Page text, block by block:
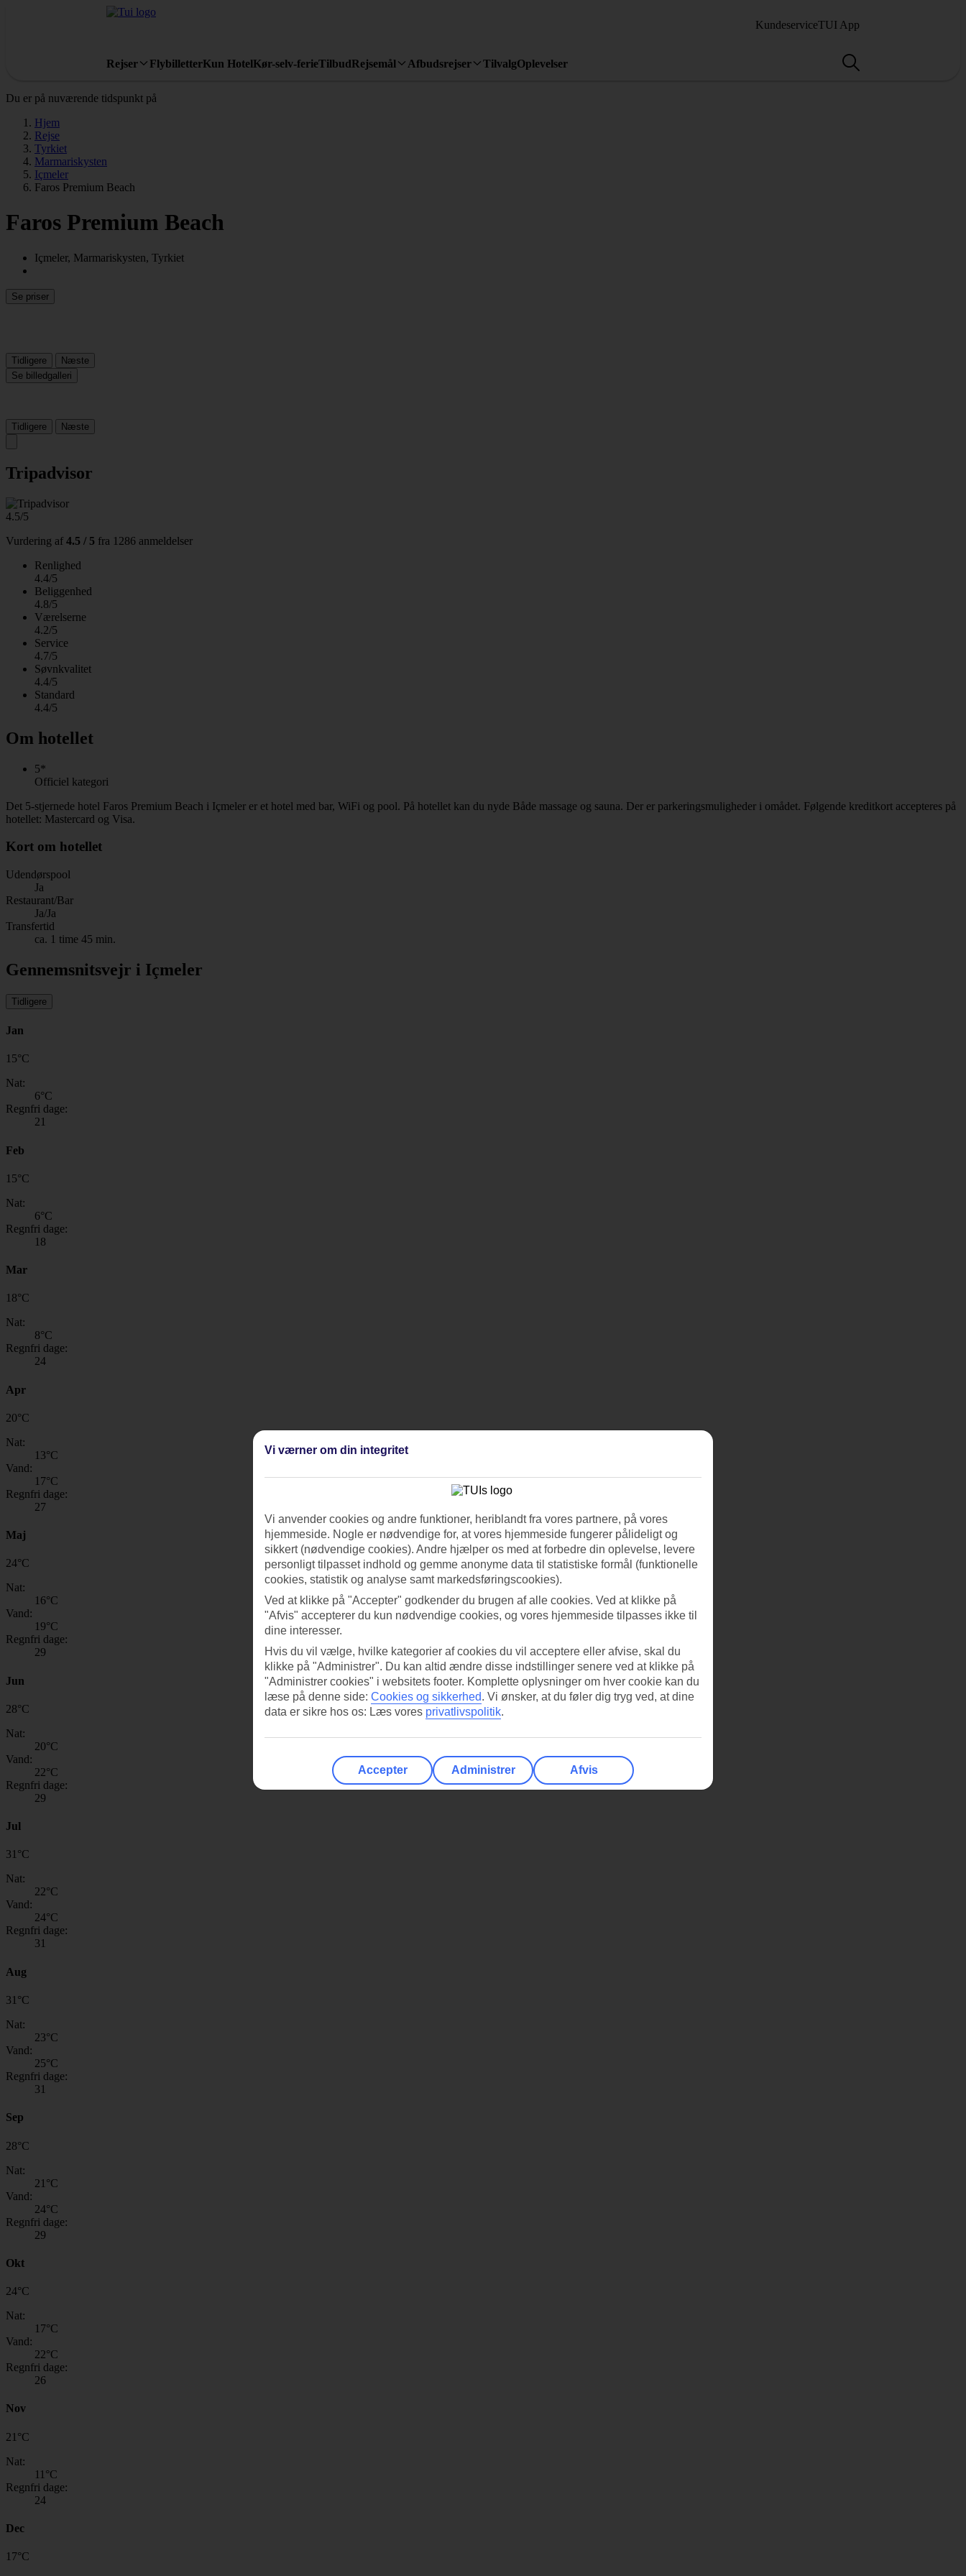
KundeserviceTUI App
Rejser FlybilletterKun HotelKør-selv-ferieTilbudRejsemål Afbudsrejser TilvalgOplevelser
Du er på nuværende tidspunkt på
Hjem
Rejse
Tyrkiet
Marmariskysten
Içmeler
Faros Premium Beach
Faros Premium Beach
Içmeler, Marmariskysten, Tyrkiet
Se priser
Tidligere
Næste
Se billedgalleri
Tidligere Næste
Tripadvisor
4.5/5
Vurdering af 4.5 / 5 fra 1286 anmeldelser
Renlighed
4.4/5
Beliggenhed
4.8/5
Værelserne
4.2/5
Service
4.7/5
Søvnkvalitet
4.4/5
Standard
4.4/5
Om hotellet
5*
Officiel kategori
Det 5-stjernede hotel Faros Premium Beach i Içmeler er et hotel med bar, WiFi og pool. På hotellet kan du nyde Både massage og sauna. Der er parkeringsmuligheder i omådet. Følgende kreditkort accepteres på
hotellet: Mastercard og Visa.
Kort om hotellet
Udendørspool
Ja
Restaurant/Bar
Ja/Ja
Transfertid
ca. 1 time 45 min.
Gennemsnitsvejr i Içmeler
Tidligere
Jan
15°C
Nat:
6°C
Regnfri dage:
21
Feb
15°C
Nat:
6°C
Regnfri dage:
18
Mar
18°C
Nat:
8°C
Regnfri dage:
24
Apr
20°C
Nat:
13°C
Vand:
17°C
Regnfri dage:
27
Maj
24°C
Nat:
16°C
Vand:
19°C
Regnfri dage:
29
Jun
28°C
Nat:
20°C
Vand:
22°C
Regnfri dage:
29
Jul
31°C
Nat:
22°C
Vand:
24°C
Regnfri dage:
31
Aug
31 °C
Nat:
23°C
Vand:
25°C
Regnfri dage:
31
Sep
28°C
Nat:
21 °C
Vand:
24°C
Regnfri dage:
29
Okt
24°C
Nat:
17°C
Vand:
22°C
Regnfri dage:
26
Nov
21 °C
Nat:
11 °C
Regnfri dage:
24
Dec
17°C
Vi værner om din integritet
Vi anvender cookies og andre funktioner, heriblandt fra vores partnere, på vores
hjemmeside. Nogle er nødvendige for, at vores hjemmeside fungerer pålideligt og
sikkert (nødvendige cookies). Andre hjælper os med at forbedre din oplevelse, levere
personligt tilpasset indhold og gemme anonyme data til statistiske formål (funktionelle
cookies, statistik og analyse samt markedsføringscookies).
Ved at klikke på "Accepter" godkender du brugen af alle cookies. Ved at klikke på
"Afvis" accepterer du kun nødvendige cookies, og vores hjemmeside tilpasses ikke til
dine interesser.
Hvis du vil vælge, hvilke kategorier af cookies du vil acceptere eller afvise, skal du
klikke på "Administrer". Du kan altid ændre disse indstillinger senere ved at klikke på
"Administrer cookies" i websitets footer. Komplette oplysninger om hver cookie kan du
læse på denne side: Cookies og sikkerhed. Vi ønsker, at du føler dig tryg ved, at dine
data er sikre hos os: Læs vores privatlivspolitik.
Accepter Administrer Afvis